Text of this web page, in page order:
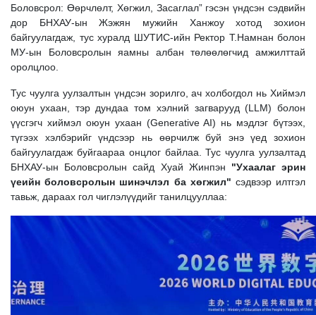
Боловсрол: Өөрчлөлт, Хөгжил, Засаглал” гэсэн үндсэн сэдвийн
дор БНХАУ-ын Жэжян мужийн Ханжоу хотод зохион
байгуулагдаж, тус хуралд ШУТИС-ийн Ректор Т.Намнан болон
МУ-ын Боловсролын яамны албан төлөөлөгчид амжилттай
оролцлоо.
Тус чуулга уулзалтын үндсэн зорилго, ач холбогдол нь Хиймэл
оюун ухаан, тэр дундаа том хэлний загварууд (LLM) болон
үүсгэгч хиймэл оюун ухаан (Generative AI) нь мэдлэг бүтээх,
түгээх хэлбэрийг үндсээр нь өөрчилж буй энэ үед зохион
байгуулагдаж буйгаараа онцлог байлаа. Тус чуулга уулзалтад
БНХАУ-ын Боловсролын сайд Хуай Жинпэн "Ухаалаг эрин
үеийн боловсролын шинэчлэл ба хөгжил" сэдвээр илтгэл
тавьж, дараах гол чиглэлүүдийг танилцууллаа: